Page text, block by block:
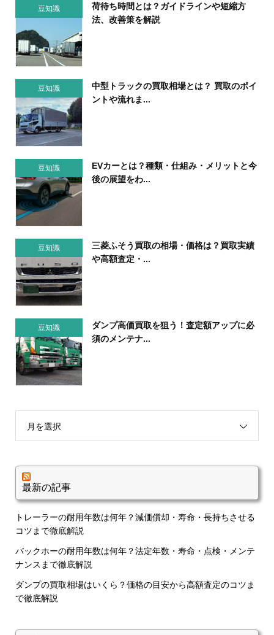
豆知識
荷待ち時間とは？ガイドラインや短縮方
法、改善策を解説
豆知識
中型トラックの買取相場とは？ 買取のポイ
ントや流れま...
豆知識
EVカーとは？種類・仕組み・メリットと今
後の展望をわ...
豆知識
三菱ふそう買取の相場・価格は？買取実績
や高額査定・...
豆知識
ダンプ高価買取を狙う！査定額アップに必
須のメンテナ...
月を選択
最新の記事
トレーラーの耐用年数は何年？減価償却・寿命・長持ちさせる
コツまで徹底解説
バックホーの耐用年数は何年？法定年数・寿命・点検・メンテ
ナンスまで徹底解説
ダンプの買取相場はいくら？価格の目安から高額査定のコツま
で徹底解説